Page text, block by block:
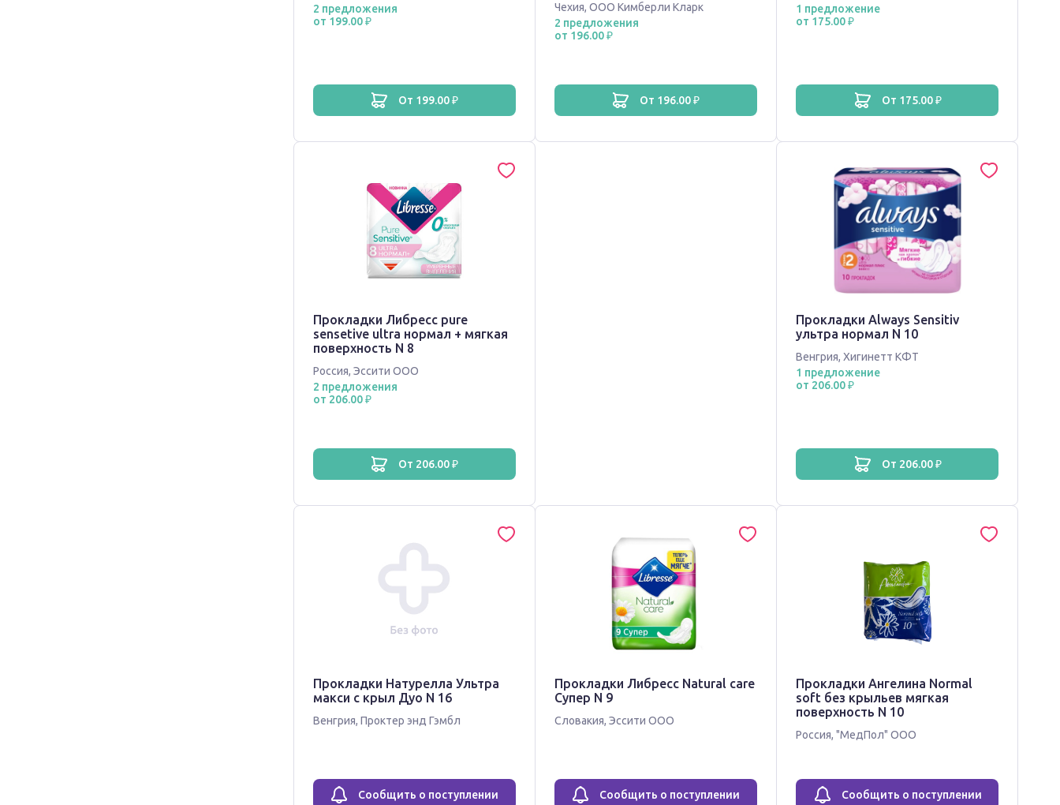
2 предложения
от 199.00 ₽
от 199.00 ₽
Чехия, ООО Кимберли Кларк
2 предложения
от 196.00 ₽
от 196.00 ₽
1 предложение
от 175.00 ₽
от 175.00 ₽
Прокладки Либресс pure
sensetive ultra нормал + мягкая
поверхность N 8
Россия, Эссити ООО
2 предложения
от 206.00 ₽
от 206.00 ₽
Прокладки Always Sensitiv
ультра нормал N 10
Венгрия,Хигинетт КФТ
1 предложение
от 206.00 ₽
от 206.00 ₽
Прокладки Натурелла Ультра
макси с крыл Дуо N 16
Венгрия, Проктер энд Гэмбл
Сообщить о поступлении
Прокладки Либресс Natural care
Супер N 9
Словакия, Эссити ООО
Сообщить о поступлении
Прокладки Ангелина Normal
soft без крыльев мягкая
поверхность N 10
Россия,"МедПол" ООО
Сообщить о поступлении